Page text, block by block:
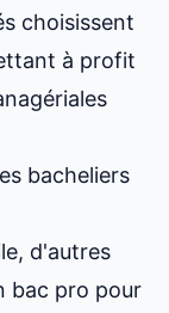
choisissent
à profit
bacheliers
d'autres
bac pro pour